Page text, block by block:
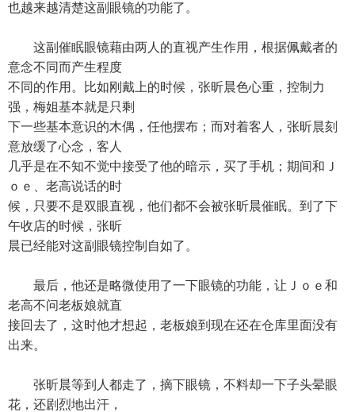
也越来越清楚这副眼镜的功能了。
这副催眠眼镜藉由两人的直视产生作用，根据佩戴者的
意念不同而产生程度
不同的作用。比如刚戴上的时候，张昕晨色心重，控制力
强，梅姐基本就是只剩
下一些基本意识的木偶，任他摆布；而对着客人，张昕晨刻
意放缓了心念，客人
几乎是在不知不觉中接受了他的暗示，买了手机；期间和Ｊ
ｏｅ、老高说话的时
候，只要不是双眼直视，他们都不会被张昕晨催眠。到了下
午收店的时候，张昕
晨已经能对这副眼镜控制自如了。
最后，他还是略微使用了一下眼镜的功能，让Ｊｏｅ和
老高不问老板娘就直
接回去了，这时他才想起，老板娘到现在还在仓库里面没有
出来。
张昕晨等到人都走了，摘下眼镜，不料却一下子头晕眼
花，还剧烈地出汗，